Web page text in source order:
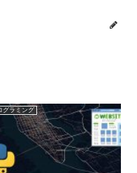
グラミング